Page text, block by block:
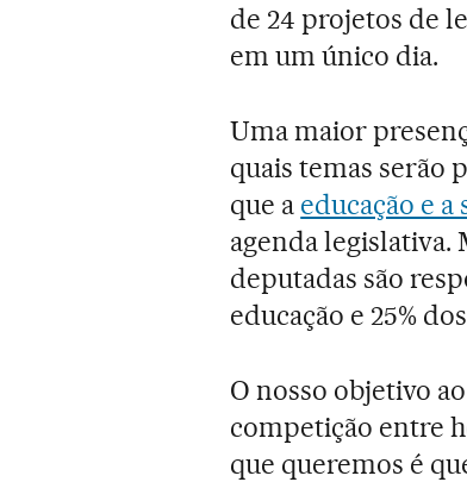
de 24 projetos de
em um único dia.
Uma maior
quais temas serão
que a educação e a
agenda legislativa.
deputadas são
educação e 25%
O nosso objetivo
competição entre
que queremos é